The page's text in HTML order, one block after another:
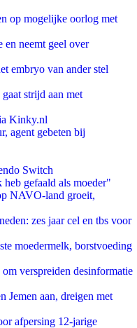
op mogelijke oorlog met
neemt geel over
embryo van ander stel
strijd aan met
Kinky.nl
agent gebeten bij
Switch
gefaald als moeder"
NAVO-land groeit,
zes jaar cel en tbs voor
moedermelk, borstvoeding
verspreiden desinformatie
Jemen aan, dreigen met
afpersing 12-jarige